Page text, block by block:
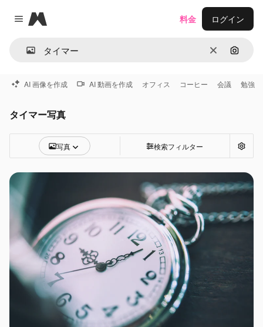
Close menu
Magnific
消去 画像で
料金 ログイン
AI 画像を作成 AI 動画を作成 オフィス コーヒー 会議 勉強
タイマー写真
写真 検索フィルター